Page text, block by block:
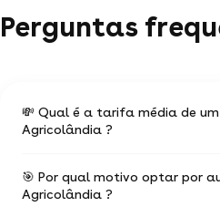
Perguntas
💸 Qual é a tarifa média de
Agricolândia ?
O valor médio de uma
em Agricolândia é de R$ 27.
🎯 Por qual motivo optar por
Agricolândia ?